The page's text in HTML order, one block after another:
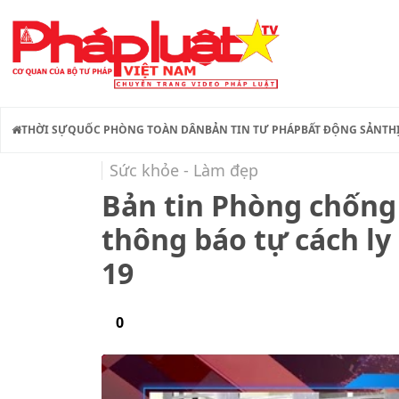
THỜI SỰQUỐC PHÒNG TOÀN DÂNBẢN TIN TƯ PHÁPBẤT ĐỘNG SẢN
Sức khỏe - Làm đẹp
Bản tin Phòng
thông báo tự cách
19
0